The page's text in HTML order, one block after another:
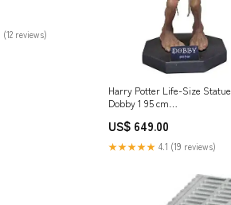
Way
(12 reviews)
Harry Potter Life-Size Statue
Dobby 1 95 cm
US$ 649.00
★★★★★ 4.1 (19 reviews)